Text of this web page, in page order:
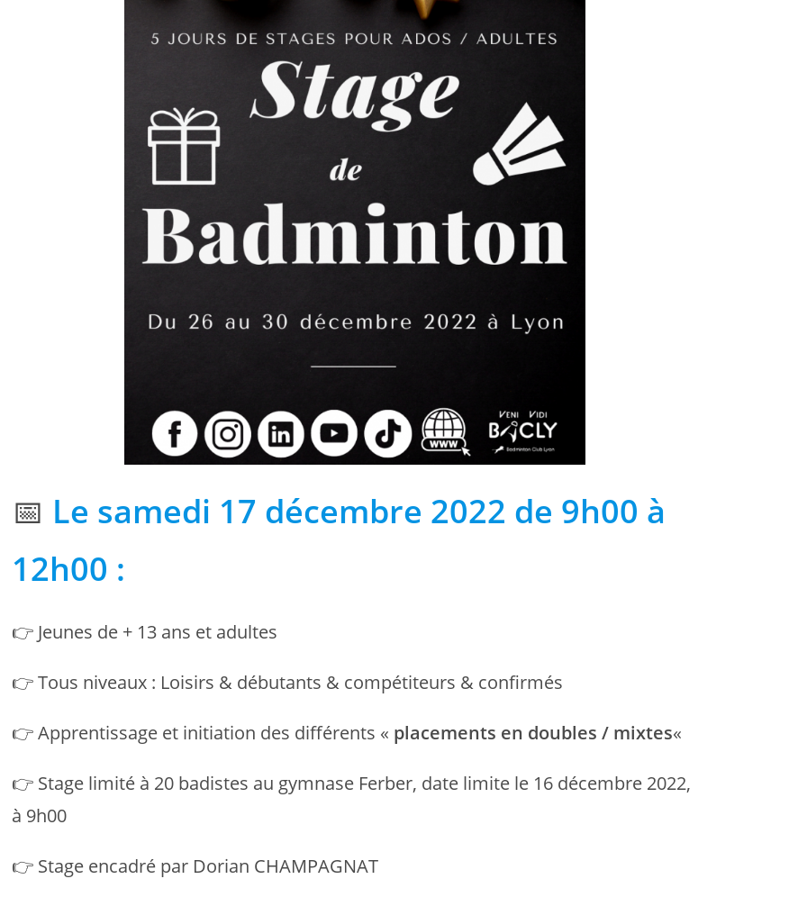
📅 Le samedi 17 décembre 2022 de 9h00 à
12h00 :
👉 Jeunes de + 13 ans et adultes
👉 Tous niveaux : Loisirs & débutants & compétiteurs & confirmés
👉 Apprentissage et initiation des différents « placements en doubles / mixtes«
👉 Stage limité à 20 badistes au gymnase Ferber, date limite le 16 décembre 2022,
à 9h00
👉 Stage encadré par Dorian CHAMPAGNAT